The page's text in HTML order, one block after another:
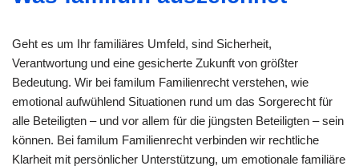
Geht es um Ihr familiäres Umfeld, sind Sicherheit,
Verantwortung und eine gesicherte Zukunft von größter
Bedeutung. Wir bei familum Familienrecht verstehen, wie
emotional aufwühlend Situationen rund um das Sorgerecht für
alle Beteiligten – und vor allem für die jüngsten Beteiligten – sein
können. Bei familum Familienrecht verbinden wir rechtliche
Klarheit mit persönlicher Unterstützung, um emotionale familiäre